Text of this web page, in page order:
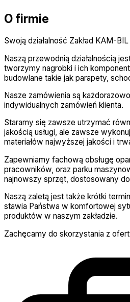
O firmie
Swoją działalność Zakład KAM-
Naszą przewodnią działalnością
tworzymy nagrobki i ich
budowlane takie jak parapety,
Nasze zamówienia są
indywidualnych zamówień klienta.
Staramy się zawsze utrzymać
jakością usługi, ale zawsze
materiałów najwyższej jakości i
Zapewniamy fachową obsługę
pracowników, oraz parku
najnowszy sprzęt, dostosowany
Naszą zaletą jest także krótki
stawia Państwa w komfortowej
produktów w naszym zakładzie.
Zachęcamy do skorzystania z